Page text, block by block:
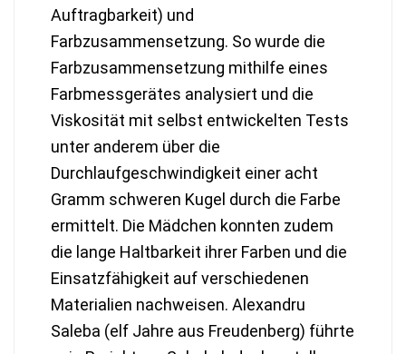
Auftragbarkeit) und
Farbzusammensetzung. So wurde die
Farbzusammensetzung mithilfe eines
Farbmessgerätes analysiert und die
Viskosität mit selbst entwickelten Tests
unter anderem über die
Durchlaufgeschwindigkeit einer acht
Gramm schweren Kugel durch die Farbe
ermittelt. Die Mädchen konnten zudem
die lange Haltbarkeit ihrer Farben und die
Einsatzfähigkeit auf verschiedenen
Materialien nachweisen. Alexandru
Saleba (elf Jahre aus Freudenberg) führte